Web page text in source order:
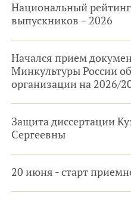
Национальный рейтинг
выпускников – 2026
Начался прием
Минкультуры России
организации на 2026/
Защита диссертации
Сергеевны
20 июня - старт